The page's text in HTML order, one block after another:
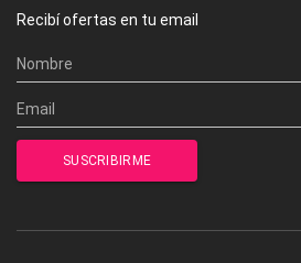
Recibí ofertas en tu email